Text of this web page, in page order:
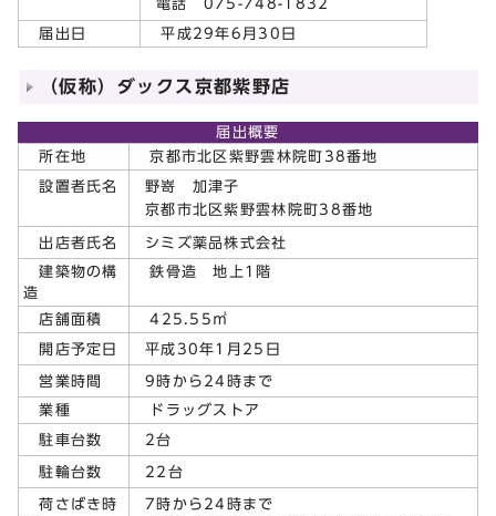
電話 075-748-1832
届出日 平成29年6月30日
（仮称）ダックス京都紫野店
届出概要
所在地
京都市北区紫野雲林院町38番地
設置者氏名
野嵜 加津子
京都市北区紫野雲林院町38番地
出店者氏名 シミズ薬品株式会社
建築物の構
造
鉄骨造 地上1階
店舗面積 425.55㎡
開店予定日 平成30年1月25日
営業時間 9時から24時まで
業種 ドラッグストア
駐車台数 2台
駐輪台数 22台
荷さばき時
7時から24時まで